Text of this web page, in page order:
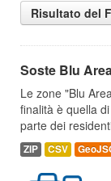
Risultato del
Soste Blu
Le zone "Blu
finalità è quella
parte dei
ZIP CSV